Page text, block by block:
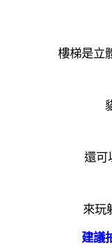
樓梯是立
還可
來玩
建議